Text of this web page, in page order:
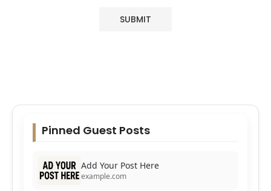
Pinned Guest Posts
Add Your Post Here
example.com